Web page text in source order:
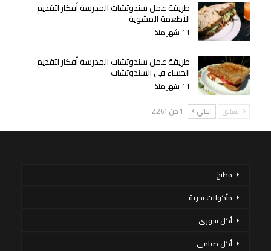
طريقة عمل سندوتشات المدرسة أفكار لتقديم
الأطعمة المشوية
11 شهر منذ
طريقة عمل سندوتشات المدرسة أفكار لتقديم
الحساء في السندوتشات
11 شهر منذ
السابق التالي 1 من 2٬261
مطبخ
مأكولات بحرية
أكل سورى
أكل صيامي